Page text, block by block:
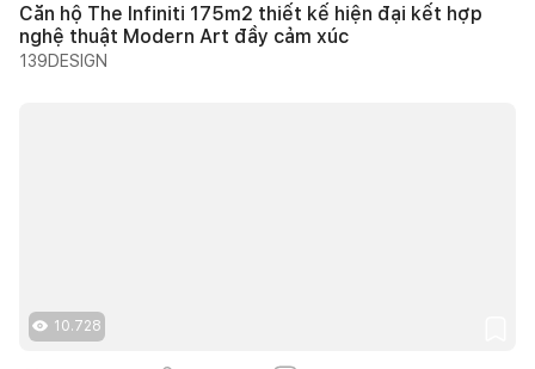
Căn hộ The Infiniti 175m2 thiết kế hiện đại kết hợp
nghệ thuật Modern Art đầy cảm xúc
139DESIGN
10.728